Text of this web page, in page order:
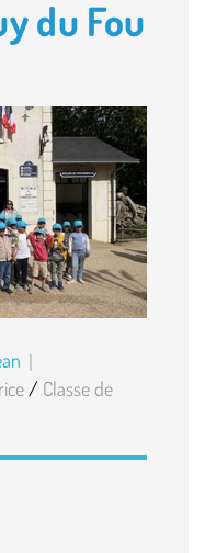
du Fou
/ Classe de